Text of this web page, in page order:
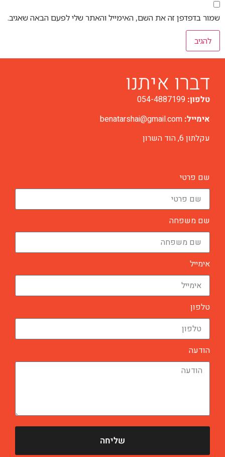
שמור בדפדפן זה את השם, האימייל והאתר שלי לפעם הבאה שאגיב.
דברו איתנו
טלפון: 054-4887199
אימייל: benatarshai@gmail.com
עקלתון 6, הוד השרון
שם פרטי
שם משפחה
אימייל
טלפון
הודעה
שליחה